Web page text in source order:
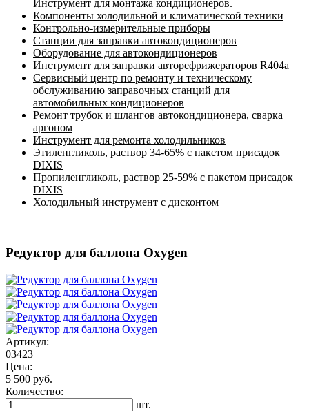
Инструмент для монтажа кондиционеров.
Компоненты холодильной и климатической техники
Контрольно-измерительные приборы
Станции для заправки автокондиционеров
Оборудование для автокондиционеров
Инструмент для заправки авторефрижераторов R404a
Сервисный центр по ремонту и техническому
обслуживанию заправочных станций для
автомобильных кондиционеров
Ремонт трубок и шлангов автокондиционера, сварка
аргоном
Инструмент для ремонта холодильников
Этиленгликоль, раствор 34-65% с пакетом присадок
DIXIS
Пропиленгликоль, раствор 25-59% с пакетом присадок
DIXIS
Холодильный инструмент с дисконтом
Редуктор для баллона Oxygen
Артикул:
03423
Цена:
5 500 руб.
Количество:
шт.